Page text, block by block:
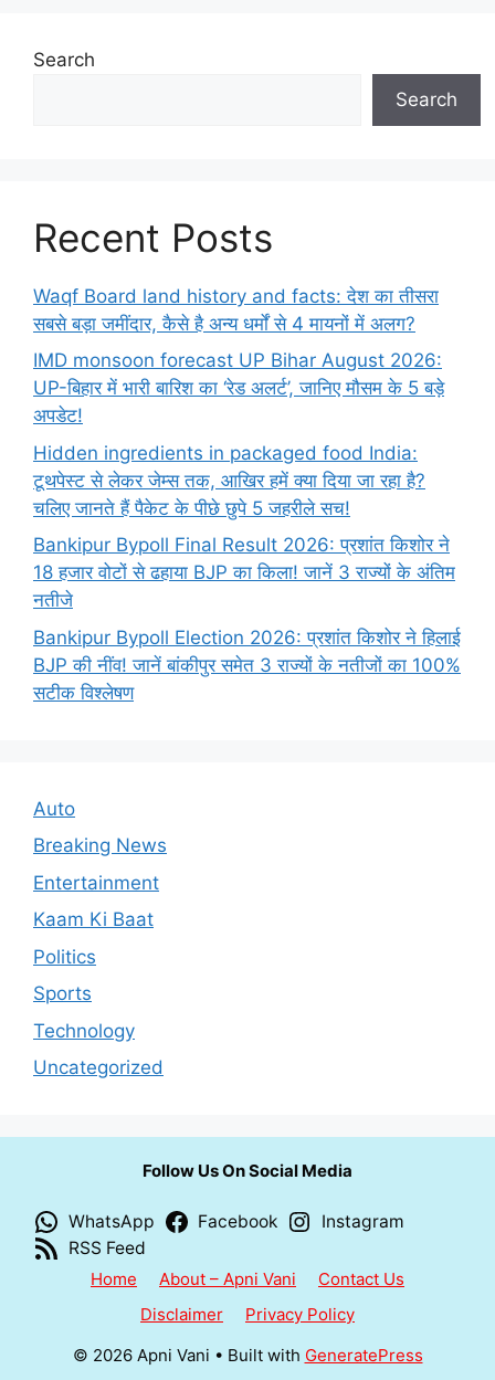
Search
Search
Recent Posts
Waqf Board land history and facts: देश का तीसरा
सबसे बड़ा जमींदार, कैसे है अन्य धर्मों से 4 मायनों में अलग?
IMD monsoon forecast UP Bihar August 2026:
UP-बिहार में भारी बारिश का ‘रेड अलर्ट’, जानिए मौसम के 5 बड़े
अपडेट!
Hidden ingredients in packaged food India:
टूथपेस्ट से लेकर जेम्स तक, आखिर हमें क्या दिया जा रहा है?
चलिए जानते हैं पैकेट के पीछे छुपे 5 जहरीले सच!
Bankipur Bypoll Final Result 2026: प्रशांत किशोर ने
18 हजार वोटों से ढहाया BJP का किला! जानें 3 राज्यों के अंतिम
नतीजे
Bankipur Bypoll Election 2026: प्रशांत किशोर ने हिलाई
BJP की नींव! जानें बांकीपुर समेत 3 राज्यों के नतीजों का 100%
सटीक विश्लेषण
Auto
Breaking News
Entertainment
Kaam Ki Baat
Politics
Sports
Technology
Uncategorized
Follow Us On Social Media
WhatsApp Facebook
Instagram
RSS Feed
Home
About – Apni Vani
Contact Us
Disclaimer
Privacy Policy
© 2026 Apni Vani • Built with GeneratePress